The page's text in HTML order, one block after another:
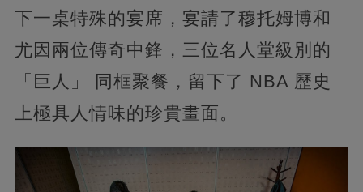
下一桌特殊的宴席，宴請了穆托姆博和
尤因兩位傳奇中鋒，三位名人堂級別的
「巨人」 同框聚餐，留下了 NBA 歷史
上極具人情味的珍貴畫面。